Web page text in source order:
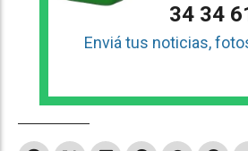
34 34
Enviá tus noticias,